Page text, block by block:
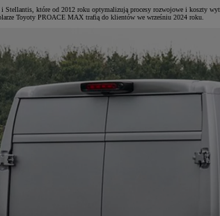
które od 2012 roku optymalizują procesy rozwojowe i koszty
Toyoty PROACE MAX trafią do klientów we wrześniu 2024 roku.